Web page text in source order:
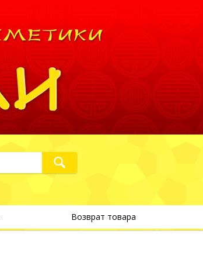
Возврат товара